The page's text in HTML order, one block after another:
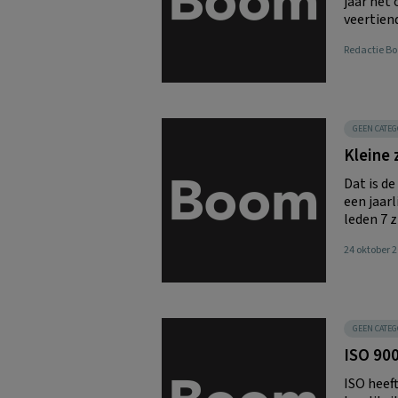
Redactie
GEEN
Kleine
Dat is
een
leden 7
24 oktober
GEEN
ISO
ISO